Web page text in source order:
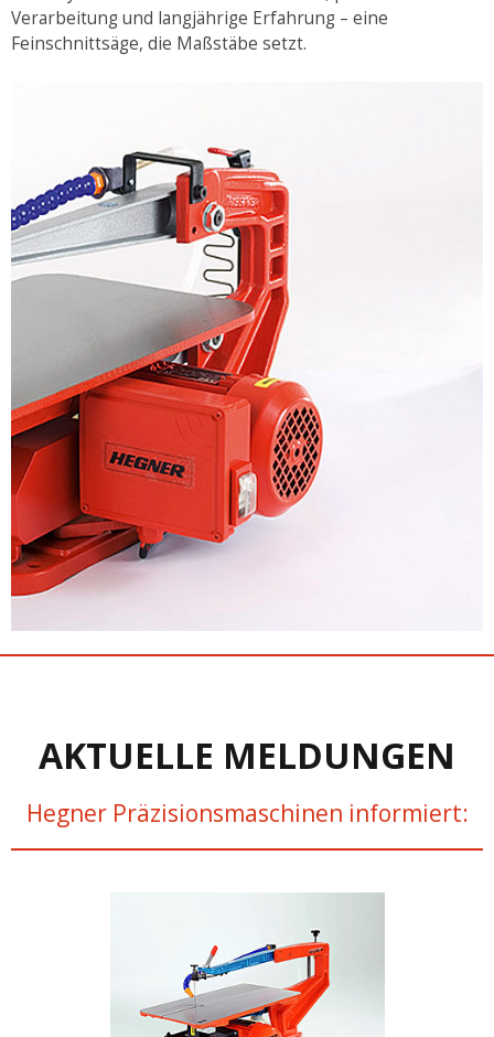
Verarbeitung und langjährige Erfahrung – eine
Feinschnittsäge, die Maßstäbe setzt.
AKTUELLE MELDUNGEN
Hegner Präzisionsmaschinen informiert: